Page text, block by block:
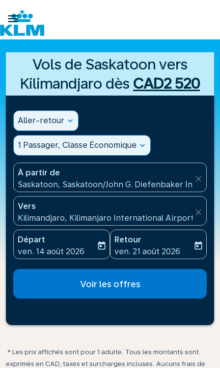

Vols de Saskatoon vers
Kilimandjaro dès CAD2 520
Aller-retour expand_more
1 Passager, Classe Économique expand_more
À partir de
Saskatoon, Saskatoon/John G. Diefenbaker
close
Vers
Kilimandjaro, Kilimanjaro International Airport(JRO),
close
Départ
fc-booking-departure-date-aria-label
ven. 14 août 2026
today
Retour
fc-booking-return-date-
ven. 21 août 2026
today
Voir les offres
* Les prix affichés sont pour 1 adulte. Tous les montants sont
exprimés en CAD, taxes et surcharges incluses. Aucuns frais de